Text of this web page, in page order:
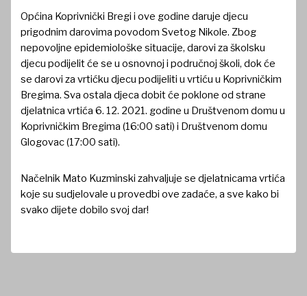
Općina Koprivnički Bregi i ove godine daruje djecu
prigodnim darovima povodom Svetog Nikole. Zbog
nepovoljne epidemiološke situacije, darovi za školsku
djecu podijelit će se u osnovnoj i područnoj školi, dok će
se darovi za vrtićku djecu podijeliti u vrtiću u Koprivničkim
Bregima. Sva ostala djeca dobit će poklone od strane
djelatnica vrtića 6. 12. 2021. godine u Društvenom domu u
Koprivničkim Bregima (16:00 sati) i Društvenom domu
Glogovac (17:00 sati).
Načelnik Mato Kuzminski zahvaljuje se djelatnicama vrtića
koje su sudjelovale u provedbi ove zadaće, a sve kako bi
svako dijete dobilo svoj dar!